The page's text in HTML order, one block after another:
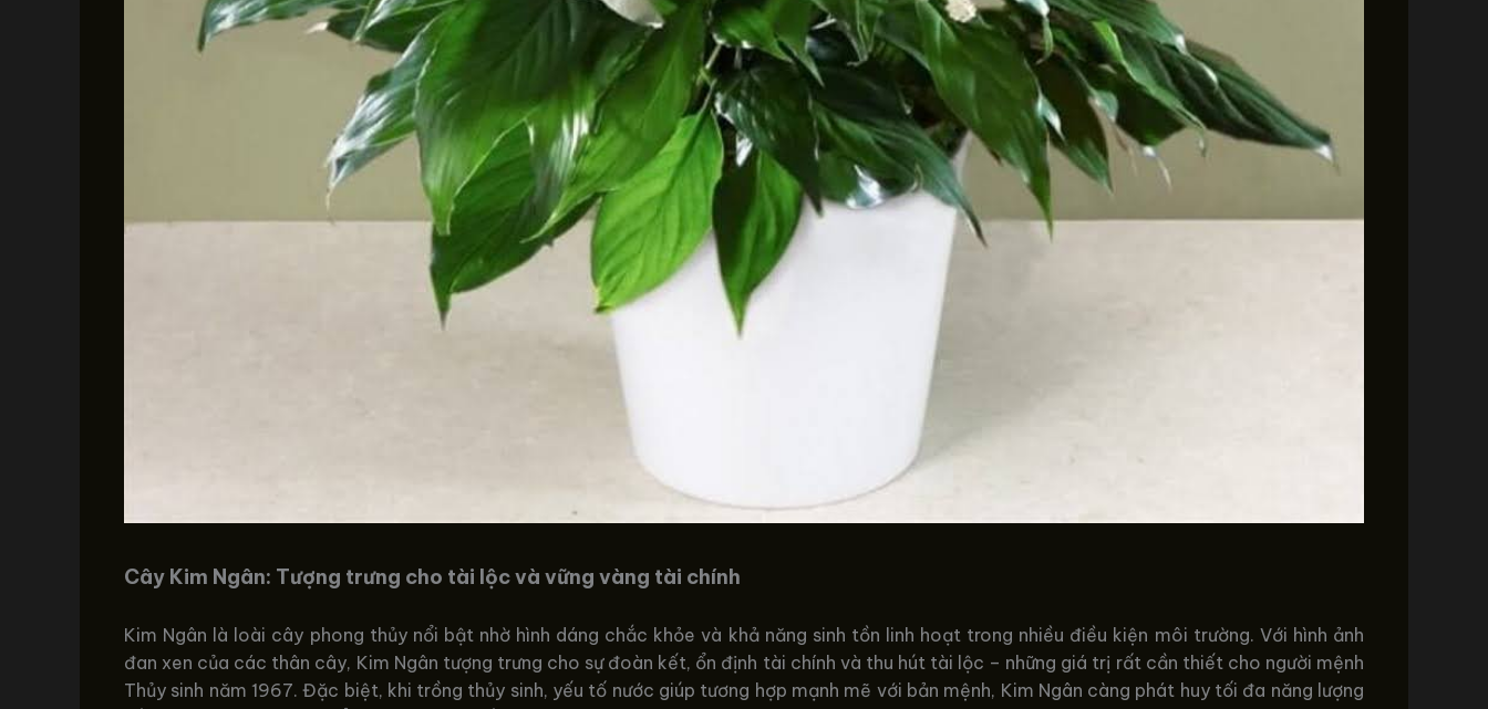
Cây Kim Ngân: Tượng trưng cho tài lộc và vững vàng tài chính
Kim Ngân là loài cây phong thủy nổi bật nhờ hình dáng chắc khỏe và khả năng sinh tồn linh hoạt trong nhiều điều kiện môi trường. Với hình ảnh
đan xen của các thân cây, Kim Ngân tượng trưng cho sự đoàn kết, ổn định tài chính và thu hút tài lộc – những giá trị rất cần thiết cho người mệnh
Thủy sinh năm 1967. Đặc biệt, khi trồng thủy sinh, yếu tố nước giúp tương hợp mạnh mẽ với bản mệnh, Kim Ngân càng phát huy tối đa năng lượng